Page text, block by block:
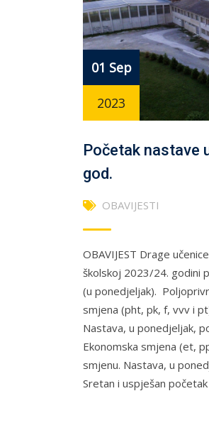
01 Sep
2023
Početak nastave
god.
OBAVIJESTI
OBAVIJEST Drage
školskoj 2023/24. godini
(u ponedjeljak).
smjena (pht, pk, f, vvv i
Nastava, u ponedjeljak,
Ekonomska smjena (et,
smjenu. Nastava, u
Sretan i uspješan